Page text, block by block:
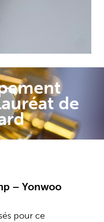
peut être
un seul canal
une nouvelle vie
de
– Yonwoo
pour ce